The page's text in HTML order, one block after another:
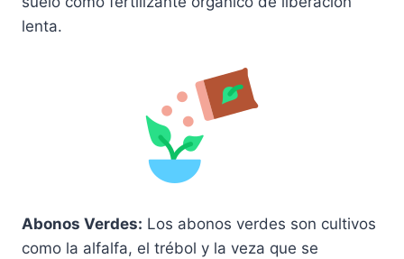
lenta.
Abonos Verdes: Los abonos verdes son cultivos
como la alfalfa, el trébol y la veza que se